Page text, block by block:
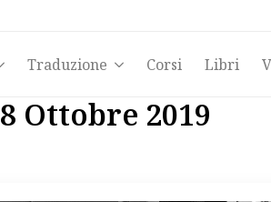
Traduzione Corsi Libri
8 Ottobre 2019